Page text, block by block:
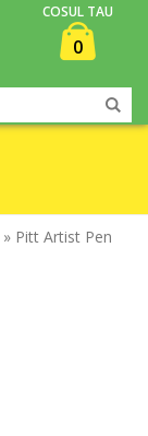
COSUL TAU
0
» Pitt Artist Pen